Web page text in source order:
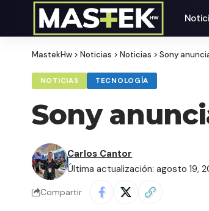
MastekHw > Noticias > Noticias > Sony
NOTICIAS TECNOLOGÍA
Sony
Última actualización: agosto 19,
Carlos Cantor
Compartir